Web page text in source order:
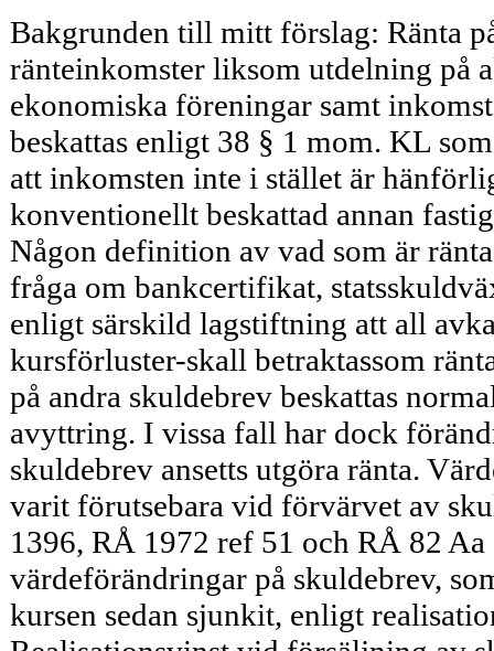
Bakgrunden till mitt förslag: Ränta
ränteinkoms­ter liksom utdelning på
ekonomiska föreningar samt
beskattas enligt 38 § 1 mom. KL
att inkomsten inte i stället är
konventionellt beskattad annan
Någon definition av vad som är
fråga om bankcertifikat,
enligt särskild lagstiftning att all
kursför­luster-skall betraktassom
på andra skuldebrev beskattas
avyttring. I vissa fall har dock
skuldebrev ansetts utgöra ränta.
varit förutsebara vid förvärvet av
1396, RÅ 1972 ref 51 och RÅ 82
värdeförändringar på skuldebrev,
kursen sedan sjunkit, enligt